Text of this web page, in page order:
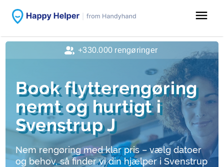
menu
Book flytterengøring
nemt og hurtigt i
Svenstrup J
Nem rengøring med klar pris – vælg datoer
og behov, så finder vi din hjælper i Svenstrup
+330.000 rengøringer